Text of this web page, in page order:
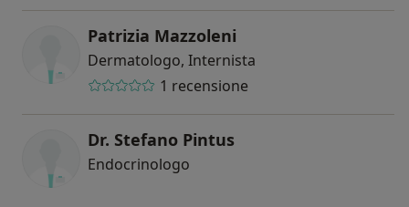
Patrizia Mazzoleni
Dermatologo, Internista
1 recensione
Dr. Stefano Pintus
Endocrinologo